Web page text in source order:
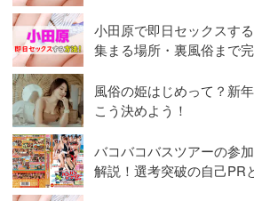
小田原で即日セックスす
集まる場所・裏風俗まで
風俗の姫はじめって？新
こう決めよう！
バコバコバスツアーの参
解説！選考突破の自己PR